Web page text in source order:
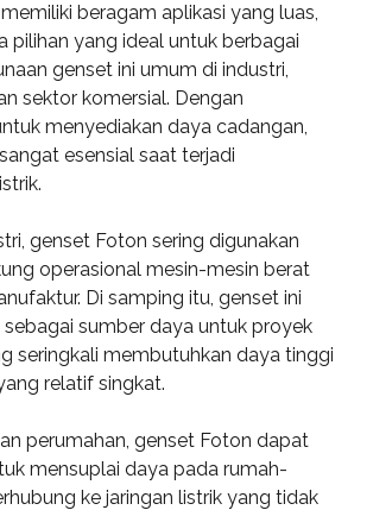
beragam aplikasi yang luas,
pilihan yang ideal untuk berbagai
genset ini umum di industri,
sektor komersial. Dengan
menyediakan daya cadangan,
esensial saat terjadi
genset Foton sering digunakan
operasional mesin-mesin berat
Di samping itu, genset ini
sumber daya untuk proyek
seringkali membutuhkan daya tinggi
relatif singkat.
perumahan, genset Foton dapat
mensuplai daya pada rumah-
ke jaringan listrik yang tidak